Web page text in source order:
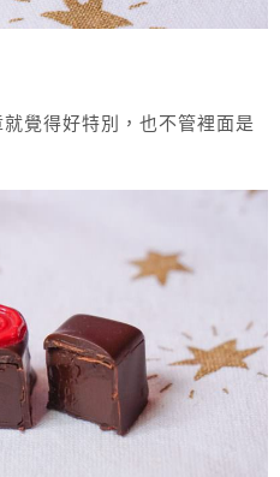
覺得好特別，也不管裡面是